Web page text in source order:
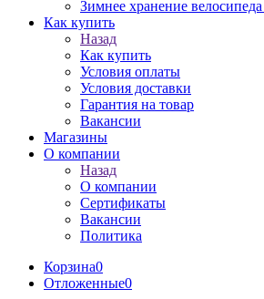
Зимнее хранение
Как купить
Назад
Как купить
Условия оплаты
Условия доставки
Гарантия на товар
Вакансии
Магазины
О компании
Назад
О компании
Сертификаты
Вакансии
Политика
Корзина0
Отложенные0